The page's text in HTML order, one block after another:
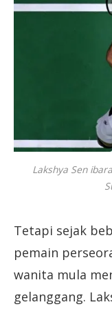
Lakshya Sen
Tetapi sejak
pemain
wanita mula
gelanggang.